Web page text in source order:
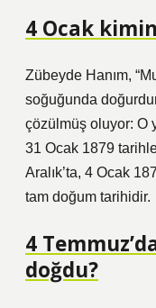
4 Ocak
Zübeyde Hanım,
soğuğunda
çözülmüş oluyor: O
31 Ocak 1879
Aralık’ta, 4 Ocak
tam doğum tarihidir.
4
doğdu?